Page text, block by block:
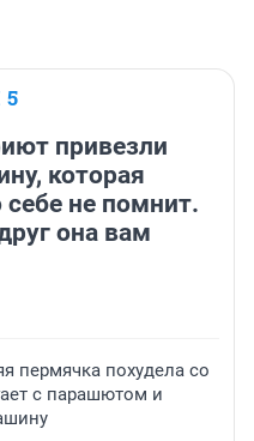
привезли
которая
себе не помнит.
она вам
пермячка похудела со
с парашютом и